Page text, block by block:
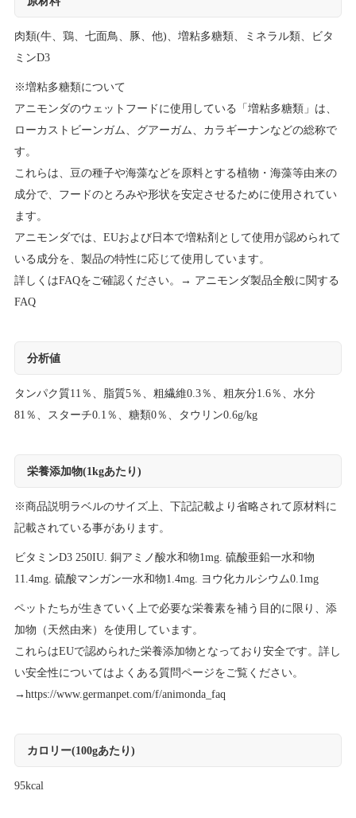
肉類(牛、鶏、七面鳥、豚、他)、増粘多糖類、ミネラル類、ビタ
ミンD3
※増粘多糖類について
アニモンダのウェットフードに使用している「増粘多糖類」は、
ローカストビーンガム、グアーガム、カラギーナンなどの総称で
す。
これらは、豆の種子や海藻などを原料とする植物・海藻等由来の
成分で、フードのとろみや形状を安定させるために使用されてい
ます。
アニモンダでは、EUおよび日本で増粘剤として使用が認められて
いる成分を、製品の特性に応じて使用しています。
詳しくはFAQをご確認ください。→ アニモンダ製品全般に関する
FAQ
分析値
タンパク質11％、脂質5％、粗繊維0.3％、粗灰分1.6％、水分
81％、スターチ0.1％、糖類0％、タウリン0.6g/kg
栄養添加物(1kgあたり)
※商品説明ラベルのサイズ上、下記記載より省略されて原材料に
記載されている事があります。
ビタミンD3 250IU. 銅アミノ酸水和物1mg. 硫酸亜鉛一水和物
11.4mg. 硫酸マンガン一水和物1.4mg. ヨウ化カルシウム0.1mg
ペットたちが生きていく上で必要な栄養素を補う目的に限り、添
加物（天然由来）を使用しています。
これらはEUで認められた栄養添加物となっており安全です。詳し
い安全性についてはよくある質問ページをご覧ください。
→ https://www.germanpet.com/f/animonda_faq
カロリー(100gあたり)
95kcal